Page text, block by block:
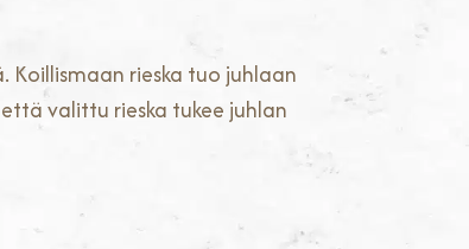
Koillismaan rieska tuo juhlaan
valittu rieska tukee juhlan